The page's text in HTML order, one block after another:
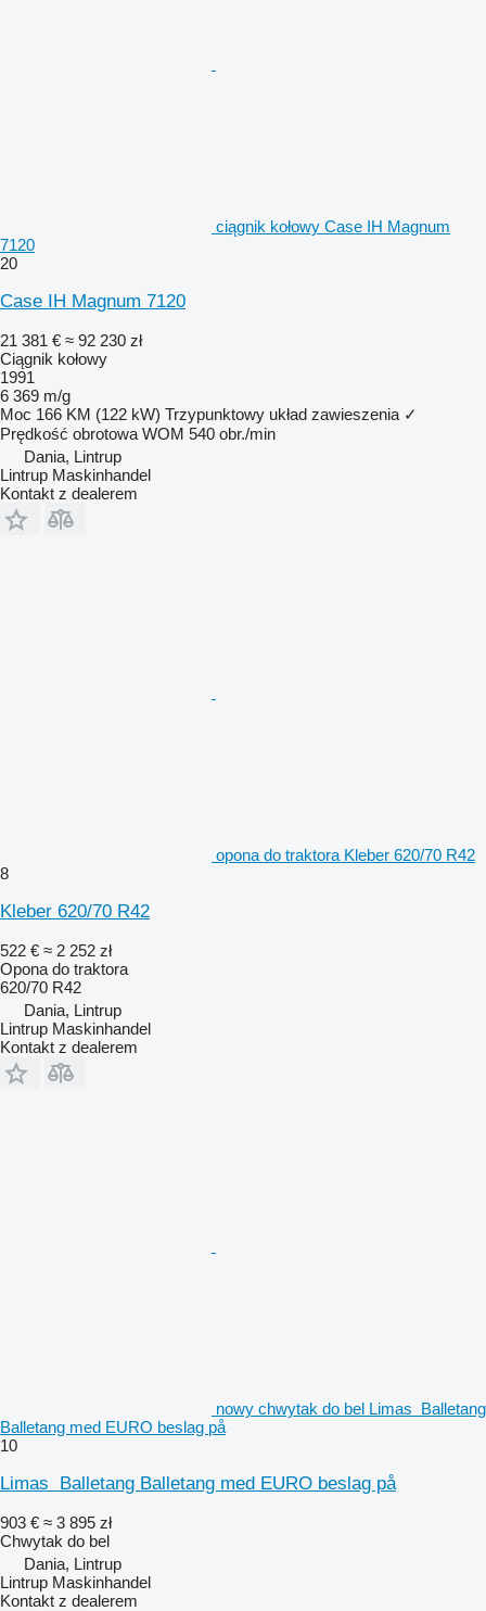
ciągnik kołowy Case IH Magnum
7120
20
Case IH Magnum 7120
21 381 € ≈ 92 230 zł
Ciągnik kołowy
1991
6 369 m/g
Moc 166 KM (122 kW) Trzypunktowy układ zawieszenia ✓
Prędkość obrotowa WOM 540 obr./min
Dania, Lintrup
Lintrup Maskinhandel
Kontakt z dealerem
opona do traktora Kleber 620/70 R42
8
Kleber 620/70 R42
522 € ≈ 2 252 zł
Opona do traktora
620/70 R42
Dania, Lintrup
Lintrup Maskinhandel
Kontakt z dealerem
nowy chwytak do bel Limas Balletang
Balletang med EURO beslag på
10
Limas Balletang Balletang med EURO beslag på
903 € ≈ 3 895 zł
Chwytak do bel
Dania, Lintrup
Lintrup Maskinhandel
Kontakt z dealerem